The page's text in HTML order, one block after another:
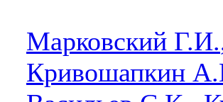
Марковский Г.И.
Кривошапкин